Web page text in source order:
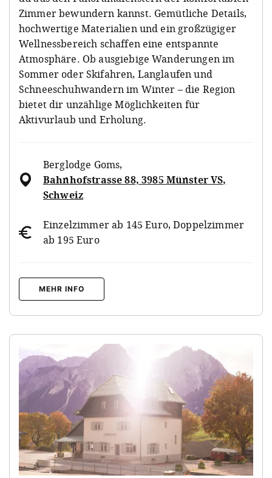
Zimmer bewundern kannst. Gemütliche Details,
hochwertige Materialien und ein großzügiger
Wellnessbereich schaffen eine entspannte
Atmosphäre. Ob ausgiebige Wanderungen im
Sommer oder Skifahren, Langlaufen und
Schneeschuhwandern im Winter – die Region
bietet dir unzählige Möglichkeiten für
Aktivurlaub und Erholung.
Berglodge Goms,
Bahnhofstrasse 88, 3985 Münster VS,
Schweiz
Einzelzimmer ab 145 Euro, Doppelzimmer
ab 195 Euro
MEHR INFO